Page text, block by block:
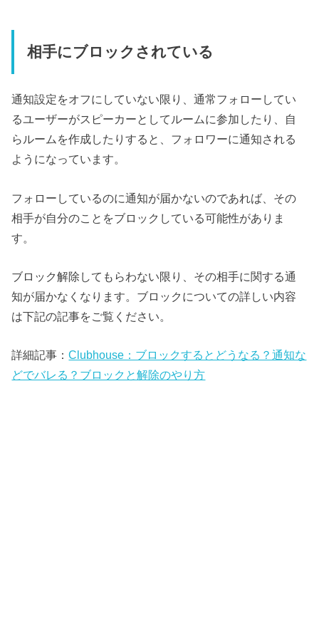
相手にブロックされている
通知設定をオフにしていない限り、通常フォローしてい
るユーザーがスピーカーとしてルームに参加したり、自
らルームを作成したりすると、フォロワーに通知される
ようになっています。
フォローしているのに通知が届かないのであれば、その
相手が自分のことをブロックしている可能性がありま
す。
ブロック解除してもらわない限り、その相手に関する通
知が届かなくなります。ブロックについての詳しい内容
は下記の記事をご覧ください。
詳細記事：Clubhouse：ブロックするとどうなる？通知な
どでバレる？ブロックと解除のやり方